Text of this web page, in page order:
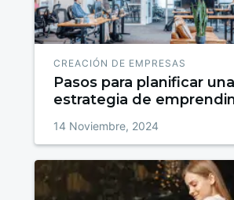
CREACIÓN DE EMPRESAS
Pasos para planificar una
estrategia de
14 Noviembre, 2024